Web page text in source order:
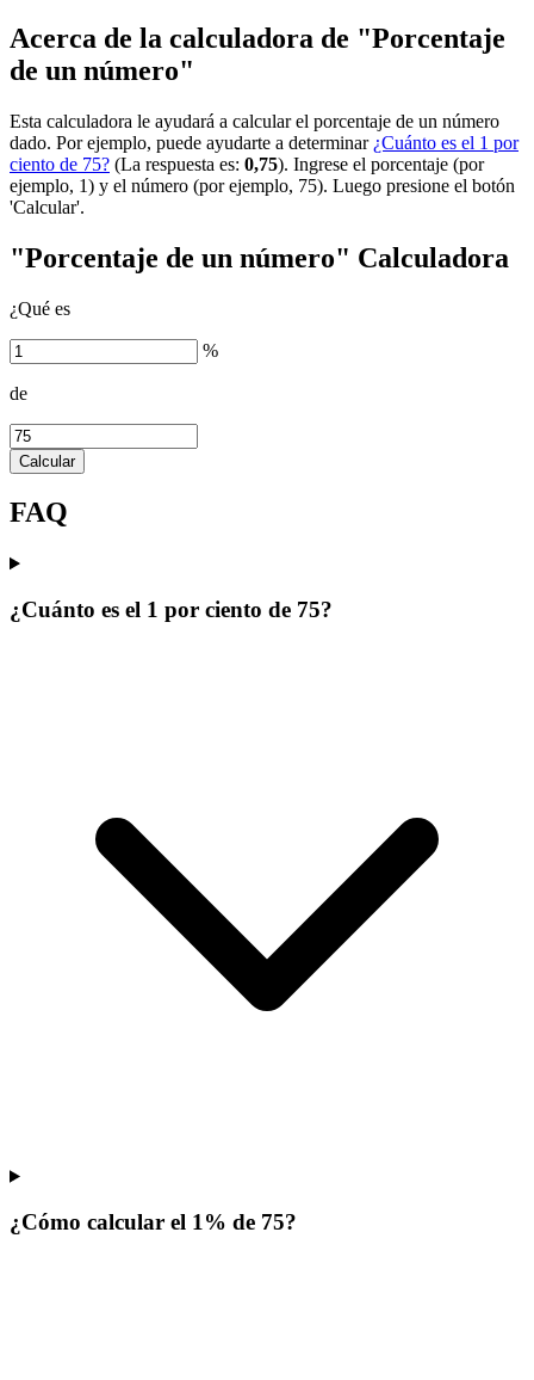
Acerca de la calculadora de "Porcentaje
de un número"
Esta calculadora le ayudará a calcular el porcentaje de un número
dado. Por ejemplo, puede ayudarte a determinar ¿Cuánto es el 1 por
ciento de 75? (La respuesta es: 0,75). Ingrese el porcentaje (por
ejemplo, 1) y el número (por ejemplo, 75). Luego presione el botón
'Calcular'.
"Porcentaje de un número" Calculadora
¿Qué es
%
de
Calcular
FAQ
¿Cuánto es el 1 por ciento de 75?
¿Cómo calcular el 1% de 75?